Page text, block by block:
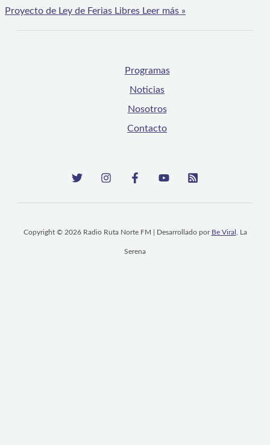
Proyecto de Ley de Ferias Libres Leer más »
Programas
Noticias
Nosotros
Contacto
Copyright © 2026 Radio Ruta Norte FM | Desarrollado por Be Viral , La
Serena